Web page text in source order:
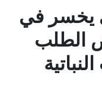
يخسر في
الطلب